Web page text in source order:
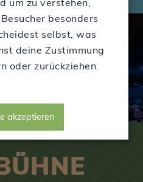
um zu verstehen,
besonders
selbst, was
deine Zustimmung
oder zurückziehen.
akzeptieren